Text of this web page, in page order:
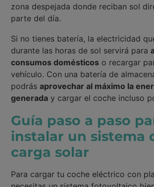
zona despejada donde reciban sol
parte del día.
Si no tienes batería, la electricidad
durante las horas de sol servirá para
consumos domésticos o recargar
vehículo. Con una batería de
podrásaprovechar al máximo la
generada y cargar el coche incluso
Guía paso a paso
instalar un sistema
carga solar
Para cargar tu coche eléctrico con